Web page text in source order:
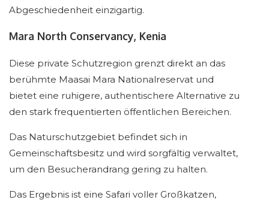
Abgeschiedenheit einzigartig.
Mara North Conservancy, Kenia
Diese private Schutzregion grenzt direkt an das
berühmte Maasai Mara Nationalreservat und
bietet eine ruhigere, authentischere Alternative zu
den stark frequentierten öffentlichen Bereichen.
Das Naturschutzgebiet befindet sich in
Gemeinschaftsbesitz und wird sorgfältig verwaltet,
um den Besucherandrang gering zu halten.
Das Ergebnis ist eine Safari voller Großkatzen,